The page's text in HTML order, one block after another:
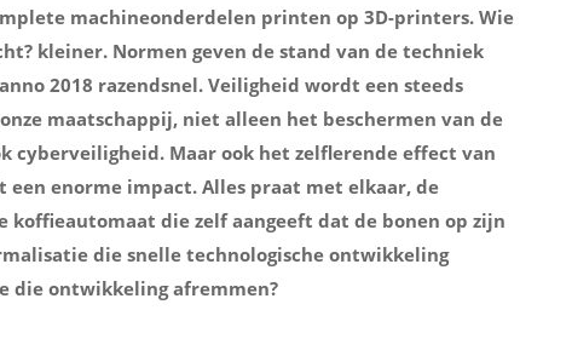
machineonderdelen printen op 3D-printers. Wie
kleiner. Normen geven de stand van de techniek
2018 razendsnel. Veiligheid wordt een steeds
maatschappij, niet alleen het beschermen van de
cyberveiligheid. Maar ook het zelflerende effect van
enorme impact. Alles praat met elkaar, de
koffieautomaat die zelf aangeeft dat de bonen op zijn
die snelle technologische ontwikkeling
die ontwikkeling afremmen?